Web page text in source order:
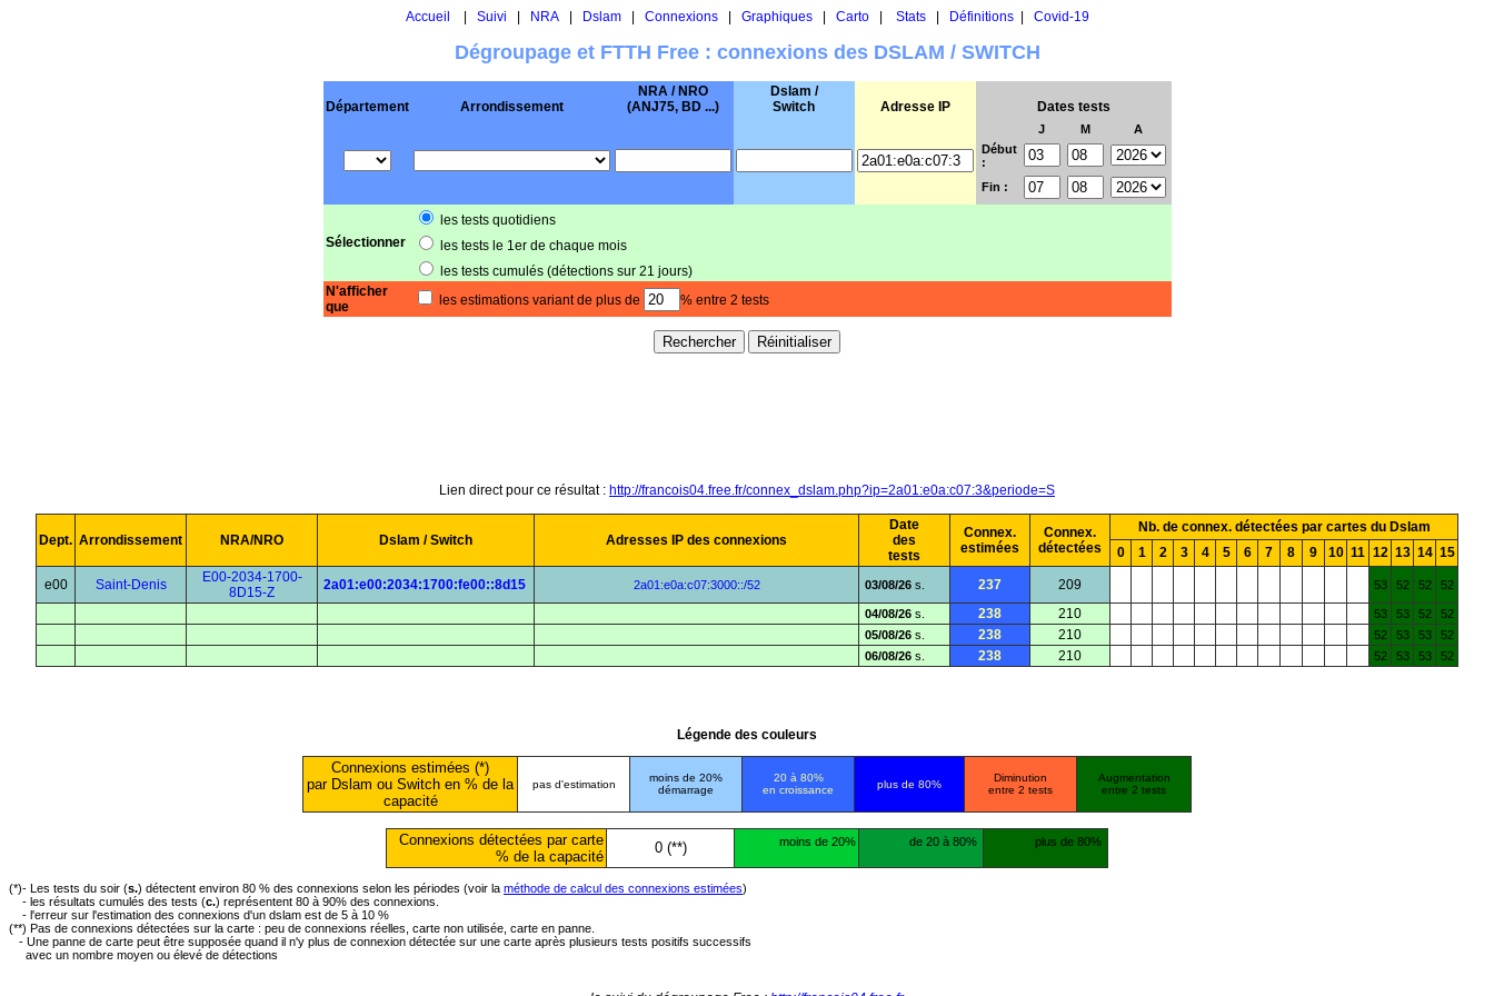
Accueil Suivi NRA| Dslam| Connexions| Graphiques| Carto| Stats| Définitions| Covid-19
Dégroupage et FTTH Free : connexions des DSLAM / SWITCH
Département Arrondissement
NRA / NRO
(ANJ75, BD ...)
Dslam /
Switch
Adresse IP Dates tests
J M
A
Début
:
Fin :
Sélectionner
les tests quotidiens
les tests le 1er de chaque mois
les tests cumulés (détections sur 21 jours)
N'afficher
que
les estimations variant de plus de % entre 2 tests
Lien direct pour ce résultat : http://francois04.free.fr/connex_dslam.php?ip=2a01:e0a:c07:3&periode=S
Dept. Arrondissement NRA/NRO Dslam / Switch Adresses IP des connexions
Date
des
tests
Connex.
estimées
Connex.
détectées
Nb. de connex. détectées par cartes du Dslam
0
1 2 3 4 5 6 7 8 9 10 11 12 13 14 15
e00 Saint-Denis
E00-2034-1700-
8D15-Z
2a01:e00:2034:1700:fe00::8d15 2a01:e0a:c07:3000::/52 03/08/26 s. 237 209 53 52 52 52
04/08/26 s. 238 210 53 53 52
52
05/08/26 s. 238 210 52 53 53
52
06/08/26 s. 238 210 52 53 53 52
Légende des couleurs
Connexions estimées (*)
par Dslam ou Switch en % de la
capacité
pas d'estimation
moins de 20%
démarrage
20 à 80%
en croissance
plus de 80%
Diminution
entre 2 tests
Augmentation
entre 2 tests
Connexions détectées par carte
% de la capacité
0 (**) moins de 20% de 20 à 80% plus de 80%
(*)- Les tests du soir (s.) détectent environ 80 % des connexions selon les périodes (voir la méthode de calcul des connexions estimées)
- les résultats cumulés des tests (c.) représentent 80 à 90% des connexions.
- l'erreur sur l'estimation des connexions d'un dslam est de 5 à 10 %
(**) Pas de connexions détectées sur la carte : peu de connexions réelles, carte non utilisée, carte en panne.
- Une panne de carte peut être supposée quand il n'y plus de connexion détectée sur une carte après plusieurs tests positifs successifs
avec un nombre moyen ou élevé de détections